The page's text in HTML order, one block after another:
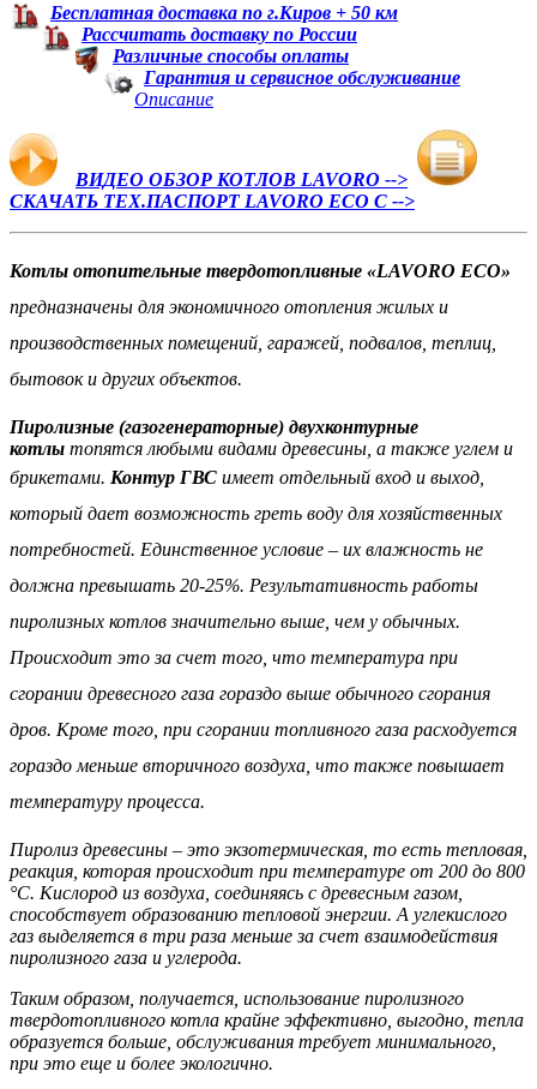
Бесплатная доставка по г.Киров + 50 км
Рассчитать доставку по России
Различные способы оплаты
Гарантия и сервисное обслуживание
Описание
ВИДЕО ОБЗОР КОТЛОВ LAVORO -->
СКАЧАТЬ ТЕХ.ПАСПОРТ LAVORO ECO C -->
Котлы отопительные твердотопливные «LAVORO ECO»
предназначены для экономичного отопления жилых и
производственных помещений, гаражей, подвалов, теплиц,
бытовок и других объектов.
Пиролизные (газогенераторные) двухконтурные
котлы топятся любыми видами древесины, а также углем и
брикетами. Контур ГВС имеет отдельный вход и выход,
который дает возможность греть воду для хозяйственных
потребностей. Единственное условие – их влажность не
должна превышать 20-25%. Результативность работы
пиролизных котлов значительно выше, чем у обычных.
Происходит это за счет того, что температура при
сгорании древесного газа гораздо выше обычного сгорания
дров. Кроме того, при сгорании топливного газа расходуется
гораздо меньше вторичного воздуха, что также повышает
температуру процесса.
Пиролиз древесины – это экзотермическая, то есть тепловая,
реакция, которая происходит при температуре от 200 до 800
°С. Кислород из воздуха, соединяясь с древесным газом,
способствует образованию тепловой энергии. А углекислого
газ выделяется в три раза меньше за счет взаимодействия
пиролизного газа и углерода.
Таким образом, получается, использование пиролизного
твердотопливного котла крайне эффективно, выгодно, тепла
образуется больше, обслуживания требует минимального,
при это еще и более экологично.